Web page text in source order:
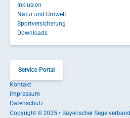
Inklusion
Natur und Umwelt
Sportversicherung
Downloads
Service-Portal
Kontakt
Impressum
Datenschutz
Copyright © 2025 • Bayerischer